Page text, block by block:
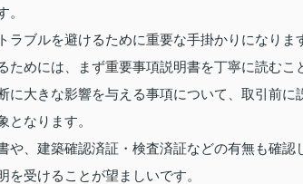
。
ラブルを避けるために重要な手掛かりになりま
ためには、まず重要事項説明書を丁寧に読むこ
に大きな影響を与える事項について、取引前
となります。
や、建築確認済証・検査済証などの有無も確
受けることが望ましいです。